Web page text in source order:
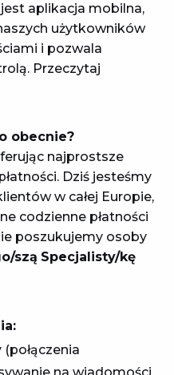
aplikacja mobilna,
użytkowników
i pozwala
Przeczytaj
obecnie?
najprostsze
Dziś jesteśmy
w całej Europie,
codzienne płatności
poszukujemy osoby
szą Specjalisty/kę
na wiadomości